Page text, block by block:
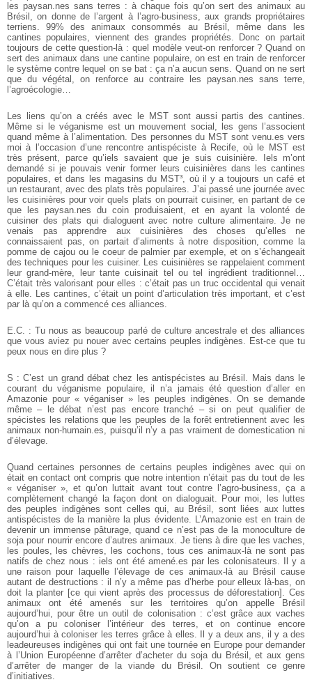
les paysan.nes sans terres : à chaque fois qu’on sert des animaux au
Brésil, on donne de l’argent à l’agro-business, aux grands propriétaires
terriens. 99% des animaux consommés au Brésil, même dans les
cantines populaires, viennent des grandes propriétés. Donc on partait
toujours de cette question-là : quel modèle veut-on renforcer ? Quand on
sert des animaux dans une cantine populaire, on est en train de renforcer
le système contre lequel on se bat : ça n’a aucun sens. Quand on ne sert
que du végétal, on renforce au contraire les paysan.nes sans terre,
l’agroécologie…
Les liens qu’on a créés avec le MST sont aussi partis des cantines.
Même si le véganisme est un mouvement social, les gens l’associent
quand même à l’alimentation. Des personnes du MST sont venu.es vers
moi à l’occasion d’une rencontre antispéciste à Recife, où le MST est
très présent, parce qu’iels savaient que je suis cuisinière. Iels m’ont
demandé si je pouvais venir former leurs cuisinières dans les cantines
populaires, et dans les magasins du MST³, où il y a toujours un café et
un restaurant, avec des plats très populaires. J’ai passé une journée avec
les cuisinières pour voir quels plats on pourrait cuisiner, en partant de ce
que les paysan.nes du coin produisaient, et en ayant la volonté de
cuisiner des plats qui dialoguent avec notre culture alimentaire. Je ne
venais pas apprendre aux cuisinières des choses qu’elles ne
connaissaient pas, on partait d’aliments à notre disposition, comme la
pomme de cajou ou le coeur de palmier par exemple, et on s’échangeait
des techniques pour les cuisiner. Les cuisinières se rappelaient comment
leur grand-mère, leur tante cuisinait tel ou tel ingrédient traditionnel…
C’était très valorisant pour elles : c’était pas un truc occidental qui venait
à elle. Les cantines, c’était un point d’articulation très important, et c’est
par là qu’on a commencé ces alliances.
E.C. : Tu nous as beaucoup parlé de culture ancestrale et des alliances
que vous aviez pu nouer avec certains peuples indigènes. Est-ce que tu
peux nous en dire plus ?
S : C’est un grand débat chez les antispécistes au Brésil. Mais dans le
courant du véganisme populaire, il n’a jamais été question d’aller en
Amazonie pour « véganiser » les peuples indigènes. On se demande
même – le débat n’est pas encore tranché – si on peut qualifier de
spécistes les relations que les peuples de la forêt entretiennent avec les
animaux non-humain.es, puisqu’il n’y a pas vraiment de domestication ni
d’élevage.
Quand certaines personnes de certains peuples indigènes avec qui on
était en contact ont compris que notre intention n’était pas du tout de les
« véganiser », et qu’on luttait avant tout contre l’agro-business, ça a
complètement changé la façon dont on dialoguait. Pour moi, les luttes
des peuples indigènes sont celles qui, au Brésil, sont liées aux luttes
antispécistes de la manière la plus évidente. L’Amazonie est en train de
devenir un immense pâturage, quand ce n’est pas de la monoculture de
soja pour nourrir encore d’autres animaux. Je tiens à dire que les vaches,
les poules, les chèvres, les cochons, tous ces animaux-là ne sont pas
natifs de chez nous : iels ont été amené.es par les colonisateurs. Il y a
une raison pour laquelle l’élevage de ces animaux-là au Brésil cause
autant de destructions : il n’y a même pas d’herbe pour elleux là-bas, on
doit la planter [ce qui vient après des processus de déforestation]. Ces
animaux ont été amenés sur les territoires qu’on appelle Brésil
aujourd’hui, pour être un outil de colonisation : c’est grâce aux vaches
qu’on a pu coloniser l’intérieur des terres, et on continue encore
aujourd’hui à coloniser les terres grâce à elles. Il y a deux ans, il y a des
leadeureuses indigènes qui ont fait une tournée en Europe pour demander
à l’Union Européenne d’arrêter d’acheter du soja du Brésil, et aux gens
d’arrêter de manger de la viande du Brésil. On soutient ce genre
d’initiatives.